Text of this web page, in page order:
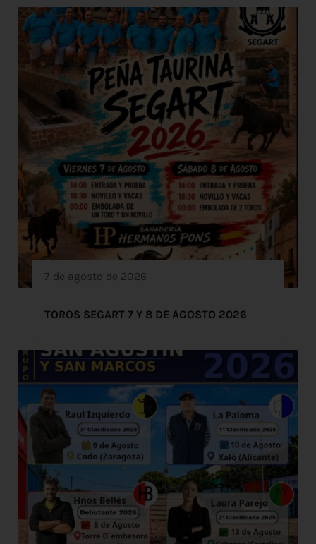
7 de agosto de 2026
TOROS SEGART 7 Y 8 DE AGOSTO 2026